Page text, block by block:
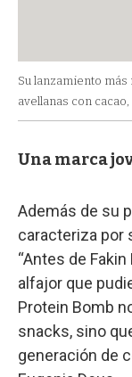
Su lanzamiento
avellanas con
Una marca
Además de su
caracteriza por
“Antes de
alfajor que
Protein Bomb
snacks, sino
generación de